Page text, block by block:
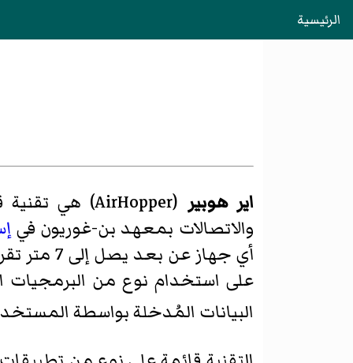
الرئيسية
اير هوبير (
AirHopper)‏ هي تقنية
والاتصالات بمعهد بن-غوريون في
أي جهاز
على استخدام نوع من البرمجيات
البيانات المُدخلة بواسطة